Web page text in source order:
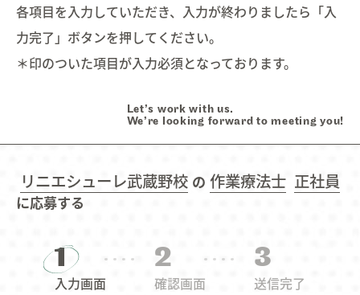
04. Education 研修・育成・研究
05. Welfare 福利厚生
Work style ワークスタイル
よくあるご質問
09. Contact お問い合わせ
各項目を入力していただき、入力が終わりましたら「入
力完了」ボタンを押してください。
＊印のついた項目が入力必須となっております。
Let’s work with us.
We’re looking forward to meeting you!
リニエシューレ武蔵野校 の 作業療法士 正社員
に応募する
1
入力画面
2
確認画面
3
送信完了